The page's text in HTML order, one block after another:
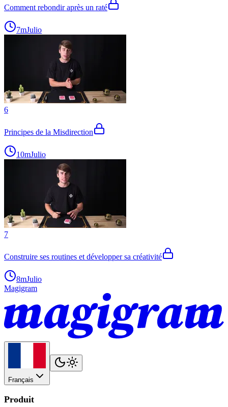
Comment rebondir après un raté
7mJulio
6
Principes de la Misdirection
10mJulio
7
Construire ses routines et développer sa créativité
8mJulio
Magigram
Français
Produit